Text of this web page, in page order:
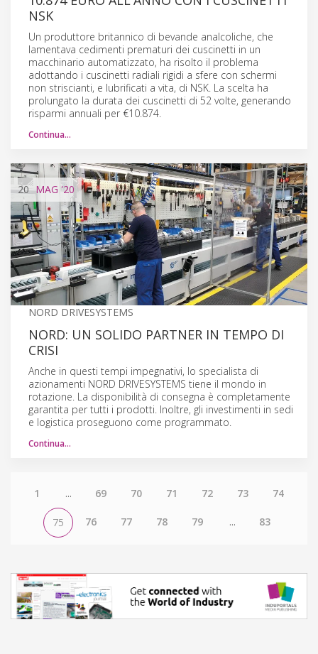
NSK
Un produttore britannico di bevande analcoliche, che
lamentava cedimenti prematuri dei cuscinetti in un
macchinario automatizzato, ha risolto il problema
adottando i cuscinetti radiali rigidi a sfere con schermi
non striscianti, e lubrificati a vita, di NSK. La scelta ha
prolungato la durata dei cuscinetti di 52 volte, generando
risparmi annuali per €10.874.
Continua…
20 MAG '20
NORD DRIVESYSTEMS
NORD: UN SOLIDO PARTNER IN TEMPO DI
CRISI
Anche in questi tempi impegnativi, lo specialista di
azionamenti NORD DRIVESYSTEMS tiene il mondo in
rotazione. La disponibilità di consegna è completamente
garantita per tutti i prodotti. Inoltre, gli investimenti in sedi
e logistica proseguono come programmato.
Continua…
1 ... 69 70 71 72 73 74
75 76 77 78 79 ... 83